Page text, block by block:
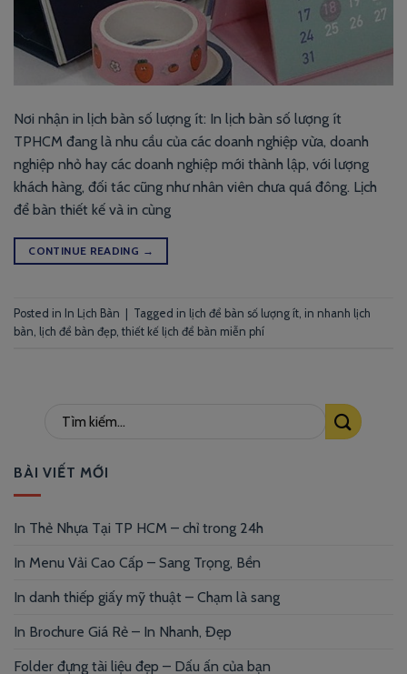
Nơi nhận in lịch bàn số lượng ít: In lịch bàn số lượng ít
TPHCM đang là nhu cầu của các doanh nghiệp vừa, doanh
nghiệp nhỏ hay các doanh nghiệp mới thành lập, với lượng
khách hàng, đối tác cũng như nhân viên chưa quá đông. Lịch
để bàn thiết kế và in cùng
CONTINUE READING →
Posted in In Lịch Bàn | Tagged in lịch để bàn số lượng ít in nhanh lịch
bàn lịch để bàn đẹp thiết kế lịch để bàn miễn phí
BÀI VIẾT MỚI
In Thẻ Nhựa Tại TP HCM – chỉ trong 24h
In Menu Vải Cao Cấp – Sang Trọng, Bền
In danh thiếp giấy mỹ thuật – Chạm là sang
In Brochure Giá Rẻ – In Nhanh, Đẹp
Folder đựng tài liệu đẹp – Dấu ấn của bạn